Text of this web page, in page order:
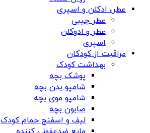
عطر، ادکلن و اسپری
عطر جیبی
عطر و ادوکلن
اسپری
مراقبت از کودکان
بهداشت کودک
پوشک بچه
شامپو بدن بچه
شامپو موی بچه
صابون بچه
لیف و اسفنج حمام کودک